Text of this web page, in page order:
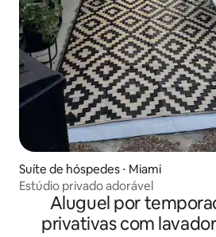
Suíte de hóspedes ⋅ Miami
Estúdio privado adorável
Aluguel por
privativas com